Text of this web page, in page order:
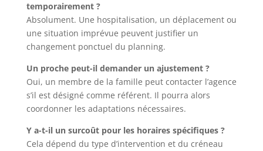
temporairement ?
Absolument. Une hospitalisation, un déplacement ou
une situation imprévue peuvent justifier un
changement ponctuel du planning.
Un proche peut-il demander un ajustement ?
Oui, un membre de la famille peut contacter l’agence
s’il est désigné comme référent. Il pourra alors
coordonner les adaptations nécessaires.
Y a-t-il un surcoût pour les horaires spécifiques ?
Cela dépend du type d’intervention et du créneau